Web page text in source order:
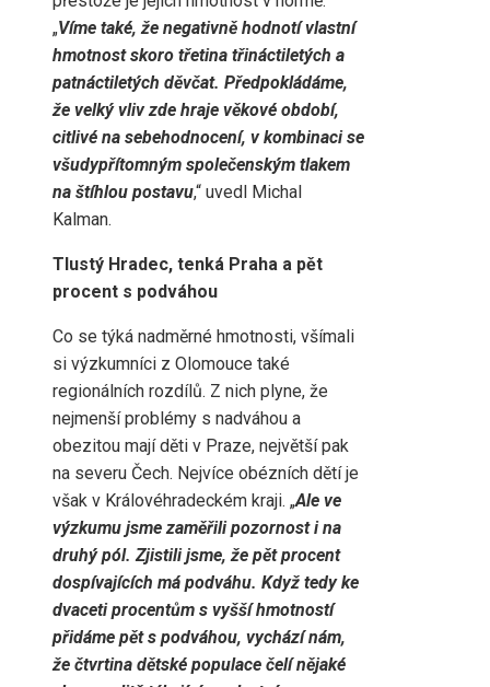
„Víme také, že negativně hodnotí vlastní
hmotnost skoro třetina třináctiletých a
patnáctiletých děvčat. Předpokládáme,
že velký vliv zde hraje věkové období,
citlivé na sebehodnocení, v kombinaci se
všudypřítomným společenským tlakem
na štíhlou postavu,“ uvedl Michal
Kalman.
Tlustý Hradec, tenká Praha a pět
procent s podváhou
Co se týká nadměrné hmotnosti, všímali
si výzkumníci z Olomouce také
regionálních rozdílů. Z nich plyne, že
nejmenší problémy s nadváhou a
obezitou mají děti v Praze, největší pak
na severu Čech. Nejvíce obézních dětí je
však v Královéhradeckém kraji. „Ale ve
výzkumu jsme zaměřili pozornost i na
druhý pól. Zjistili jsme, že pět procent
dospívajících má podváhu. Když tedy ke
dvaceti procentům s vyšší hmotností
přidáme pět s podváhou, vychází nám,
že čtvrtina dětské populace čelí nějaké